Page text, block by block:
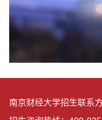
南京财经大学招生联